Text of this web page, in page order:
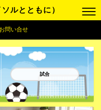
ルとともに）
お問い合せ
試合